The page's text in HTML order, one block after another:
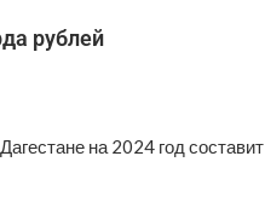
рублей
на 2024 год составит